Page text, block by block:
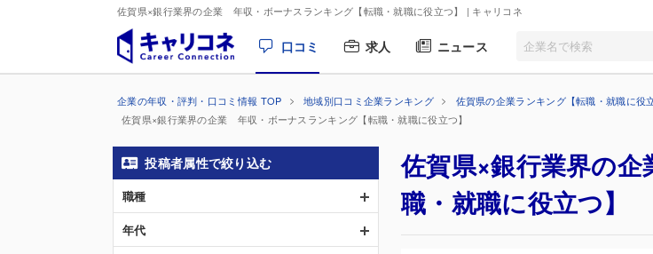
佐賀県×銀行業界の企業 年収・ボーナスランキング【転職・就職に役立つ】 | キャリコネ
口コミ 求人 ニュース
企業の年収・評判・口コミ情報 TOP 地域別口コミ企業ランキング 佐賀県の企業ランキング【転職・就職に役
佐賀県×銀行業界の企業 年収・ボーナスランキング【転職・就職に役立つ】
佐賀県×銀行業界の
職・就職に役立つ】
投稿者属性で絞り込む
職種
年代